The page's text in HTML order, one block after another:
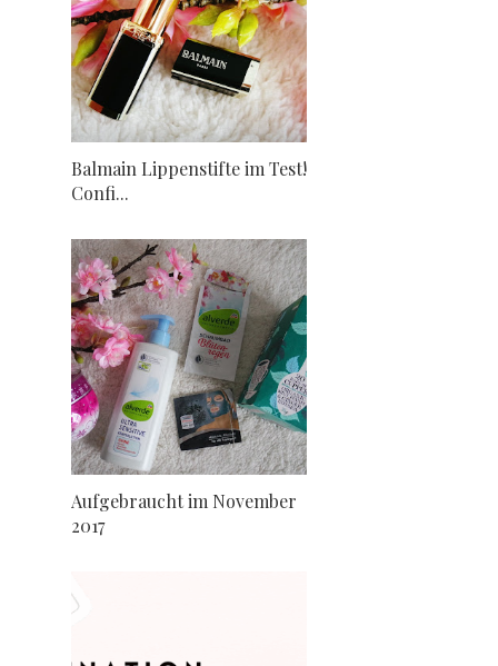
Balmain Lippenstifte im Test!
Confi...
Aufgebraucht im November
2017